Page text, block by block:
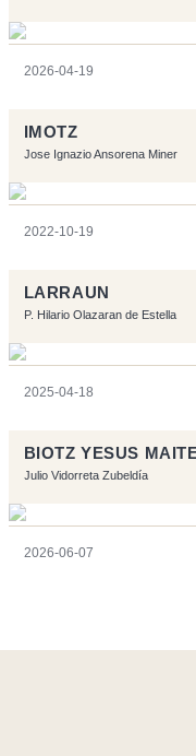
2026-04-19
IMOTZ
Jose Ignazio Ansorena Miner
2022-10-19
LARRAUN
P. Hilario Olazaran de Estella
2025-04-18
BIOTZ YESUS
Julio Vidorreta Zubeldía
2026-06-07